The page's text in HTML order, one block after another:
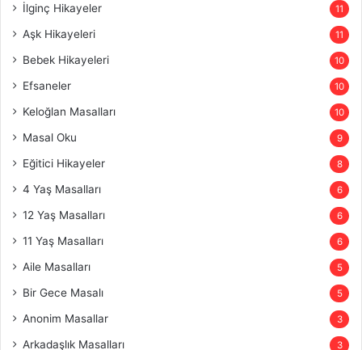
İlginç Hikayeler 11
Aşk Hikayeleri 11
Bebek Hikayeleri 10
Efsaneler 10
Keloğlan Masalları 10
Masal Oku 9
Eğitici Hikayeler 8
4 Yaş Masalları 6
12 Yaş Masalları 6
11 Yaş Masalları 6
Aile Masalları 5
Bir Gece Masalı 5
Anonim Masallar 3
Arkadaşlık Masalları 3